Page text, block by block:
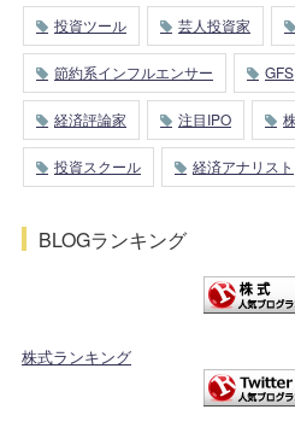
投資ツール 芸人投資家
節約系インフルエンサー GFS
経済評論家 注目IPO
投資スクール 経済アナリスト
BLOGランキング
株式ランキング